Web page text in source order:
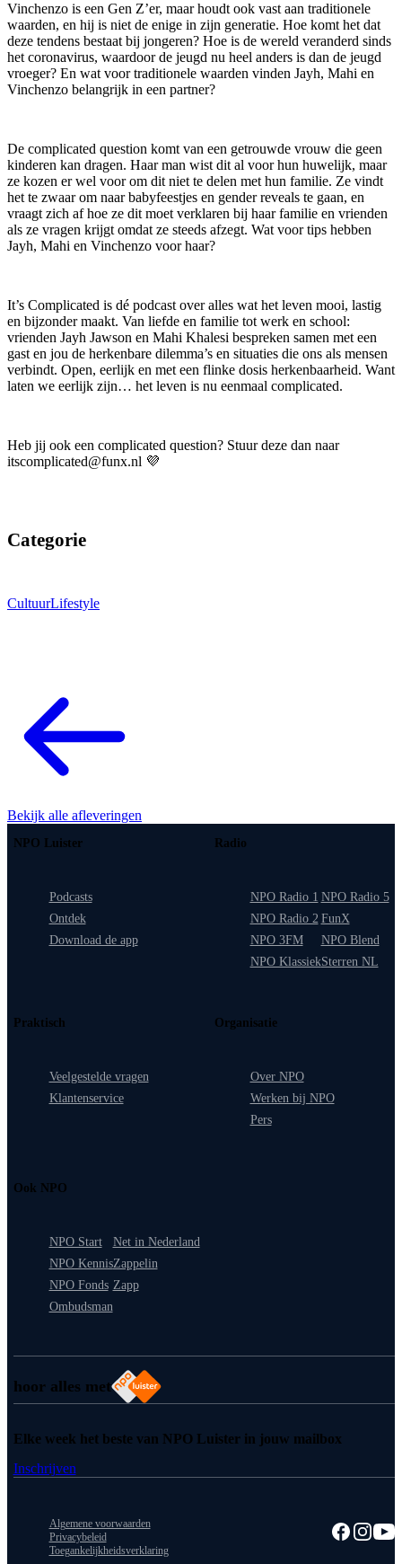
Vinchenzo is een Gen Z’er, maar houdt ook vast aan traditionele
waarden, en hij is niet de enige in zijn generatie. Hoe komt het dat
deze tendens bestaat bij jongeren? Hoe is de wereld veranderd sinds
het coronavirus, waardoor de jeugd nu heel anders is dan de jeugd
vroeger? En wat voor traditionele waarden vinden Jayh, Mahi en
Vinchenzo belangrijk in een partner?
De complicated question komt van een getrouwde vrouw die geen
kinderen kan dragen. Haar man wist dit al voor hun huwelijk, maar
ze kozen er wel voor om dit niet te delen met hun familie. Ze vindt
het te zwaar om naar babyfeestjes en gender reveals te gaan, en
vraagt zich af hoe ze dit moet verklaren bij haar familie en vrienden
als ze vragen krijgt omdat ze steeds afzegt. Wat voor tips hebben
Jayh, Mahi en Vinchenzo voor haar?
It’s Complicated is dé podcast over alles wat het leven mooi, lastig
en bijzonder maakt. Van liefde en familie tot werk en school:
vrienden Jayh Jawson en Mahi Khalesi bespreken samen met een
gast en jou de herkenbare dilemma’s en situaties die ons als mensen
verbindt. Open, eerlijk en met een flinke dosis herkenbaarheid. Want
laten we eerlijk zijn… het leven is nu eenmaal complicated.
Heb jij ook een complicated question? Stuur deze dan naar
itscomplicated@funx.nl 💜
Categorie
CultuurLifestyle
Bekijk alle afleveringen
hoor alles met
NPO Luister
Podcasts
Ontdek
Download de app
Radio
NPO Radio 1
NPO Radio 2
NPO 3FM
NPO Klassiek
NPO Radio 5
FunX
NPO Blend
Sterren NL
Praktisch
Veelgestelde vragen
Klantenservice
Organisatie
Over NPO
Werken bij NPO
Pers
Ook NPO
NPO Start
NPO Kennis
NPO Fonds
Ombudsman
Net in Nederland
Zappelin
Zapp
Elke week het beste van NPO Luister in jouw mailbox
Inschrijven
Algemene voorwaarden
Privacybeleid
Toegankelijkheidsverklaring